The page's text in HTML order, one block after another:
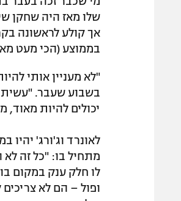
בממוצע (הכי מעט מאז 2011/12), ובעיקר – יודע את מקומו
בשבוע שעבר. "עשיתי
יכולים להיות
לאונרד וג'ורג' יהיו
מתחיל בו: "כל זה לא
לו חלק ענק במקום
ופול – הם לא